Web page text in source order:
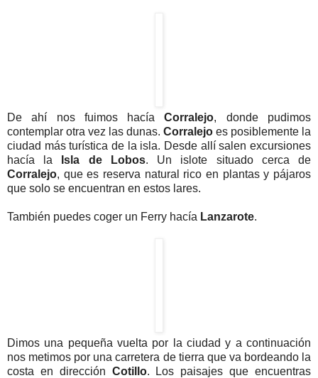
De ahí nos fuimos hacíaCorralejo, donde pudimos
contemplar otra vez las dunas. Corralejo es posiblemente la
ciudad más turística de la isla. Desde allí salen excursiones
hacía la
Isla de Lobos. Un islote situado cerca de
Corralejo, que es reserva natural rico en plantas y pájaros
que solo se encuentran en estos lares.
También puedes coger un Ferry hacía Lanzarote.
Dimos una pequeña vuelta por la ciudad y a continuación
nos metimos por una carretera de tierra que va bordeando la
costa en dirección Cotillo. Los paisajes que encuentras